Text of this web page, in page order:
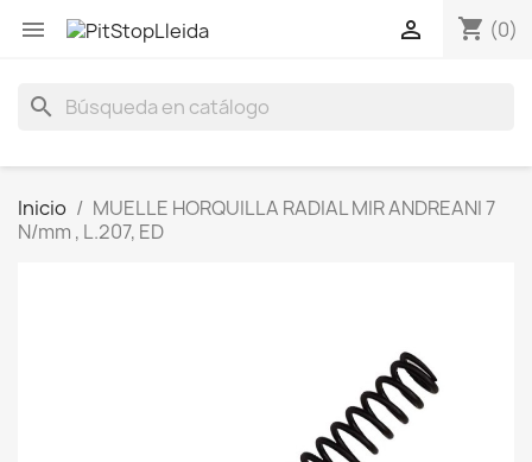
 shopping_cart (0)

search
Inicio
MUELLE HORQUILLA RADIAL MIR ANDREANI 7
N/mm , L.207, ED